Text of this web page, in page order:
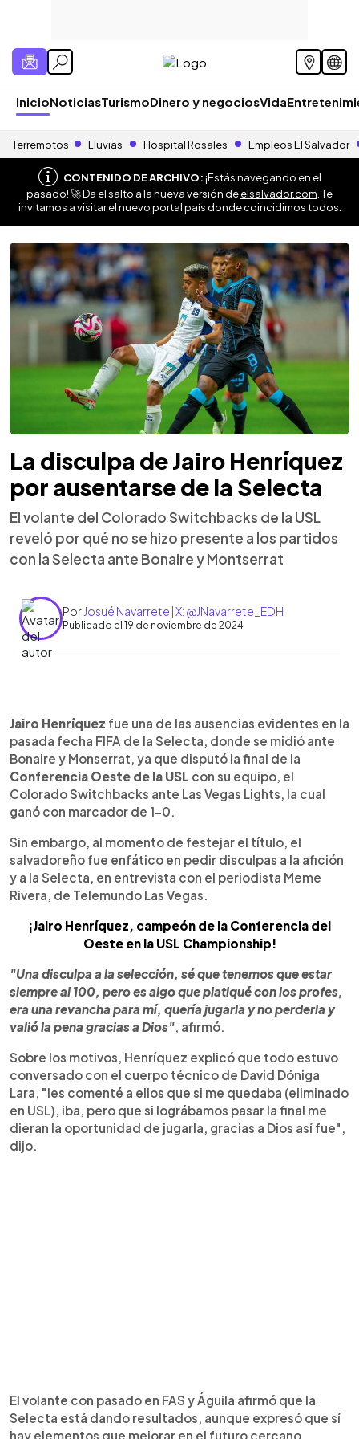
InicioNoticiasTurismoDinero y negociosVida
Terremotos Lluvias Hospital Rosales Empleos El Salvador
CONTENIDO DE ARCHIVO:¡Estás navegando en el
pasado! 🚀 Da el salto a la nueva versión deelsalvador.com . Te
invitamos a visitar el nuevo portal país donde coincidimos todos.
La disculpa de Jairo Henríquez
por ausentarse de la Selecta
El volante del Colorado Switchbacks de la USL
reveló por qué no se hizo presente a los partidos
con la Selecta ante Bonaire y Montserrat
Por Josué Navarrete | X: @JNavarrete_EDH
Publicado el 19 de noviembre de 2024
► Escuchar artículo
Jairo Henríquez fue una de las ausencias evidentes en la
pasada fecha FIFA de la Selecta, donde se midió ante
Bonaire y Monserrat, ya que disputó la final de la
Conferencia Oeste de la USL con su equipo, el
Colorado Switchbacks ante Las Vegas Lights, la cual
ganó con marcador de 1-0.
Sin embargo, al momento de festejar el título, el
salvadoreño fue enfático en pedir disculpas a la afición
y a la Selecta, en entrevista con el periodista Meme
Rivera, de Telemundo Las Vegas.
¡Jairo Henríquez, campeón de la Conferencia del
Oeste en la USL Championship!
"Una disculpa a la selección, sé que tenemos que estar
siempre al 100, pero es algo que platiqué con los profes,
era una revancha para mí, quería jugarla y no perderla y
valió la pena gracias a Dios" , afirmó.
Sobre los motivos, Henríquez explicó que todo estuvo
conversado con el cuerpo técnico de David Dóniga
Lara, "les comenté a ellos que si me quedaba (eliminado
en USL), iba, pero que si lográbamos pasar la final me
dieran la oportunidad de jugarla, gracias a Dios así fue",
dijo.
El volante con pasado en FAS y Águila afirmó que la
Selecta está dando resultados, aunque expresó que sí
hay elementos que mejorar en el futuro cercano.